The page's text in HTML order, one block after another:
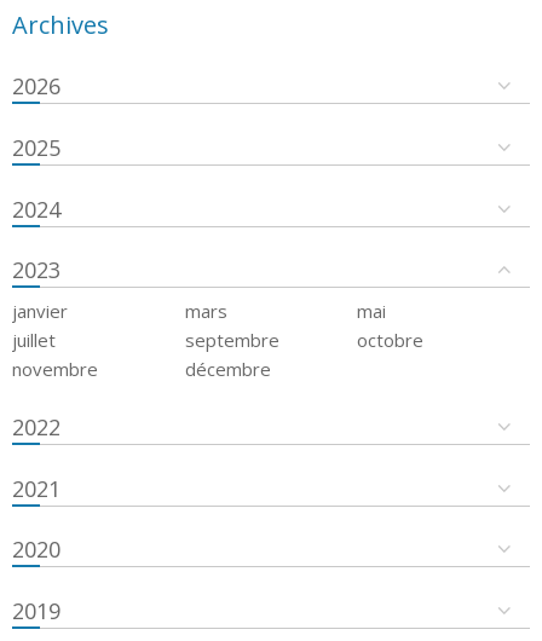
Archives
2026
2025
2024
2023
janvier mars
mai
juillet
septembre
octobre
novembre
décembre
2022
2021
2020
2019